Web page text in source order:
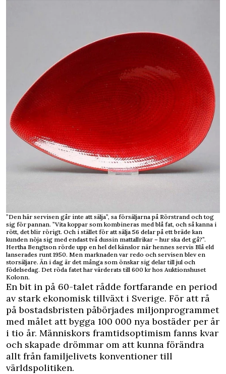
”Den här servisen går inte att sälja”, sa försäljarna på Rörstrand och tog
sig för pannan. ”Vita koppar som kombineras med blå fat, och så kanna i
rött, det blir rörigt. Och i stället för att sälja 56 delar på ett bräde kan
kunden nöja sig med endast två dussin mattallrikar – hur ska det gå?”.
Hertha Bengtson rörde upp en hel del känslor när hennes servis Blå eld
lanserades runt 1950. Men marknaden var redo och servisen blev en
storsäljare. Än i dag är det många som önskar sig delar till jul och
födelsedag. Det röda fatet har värderats till 600 kr hos Auktionshuset
Kolonn.
En bit in på 60-talet rådde fortfarande en period
av stark ekonomisk tillväxt i Sverige. För att rå
på bostadsbristen påbörjades miljonprogrammet
med målet att bygga 100 000 nya bostäder per år
i tio år. Människors framtidsoptimism fanns kvar
och skapade drömmar om att kunna förändra
allt från familjelivets konventioner till
världspolitiken.